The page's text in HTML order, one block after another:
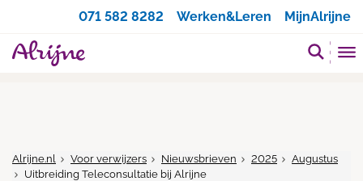
071 582 8282
Werken&Leren MijnAlrijne
Alrijne.nl Voor verwijzers Nieuwsbrieven 2025
Augustus
Uitbreiding Teleconsultatie bij Alrijne